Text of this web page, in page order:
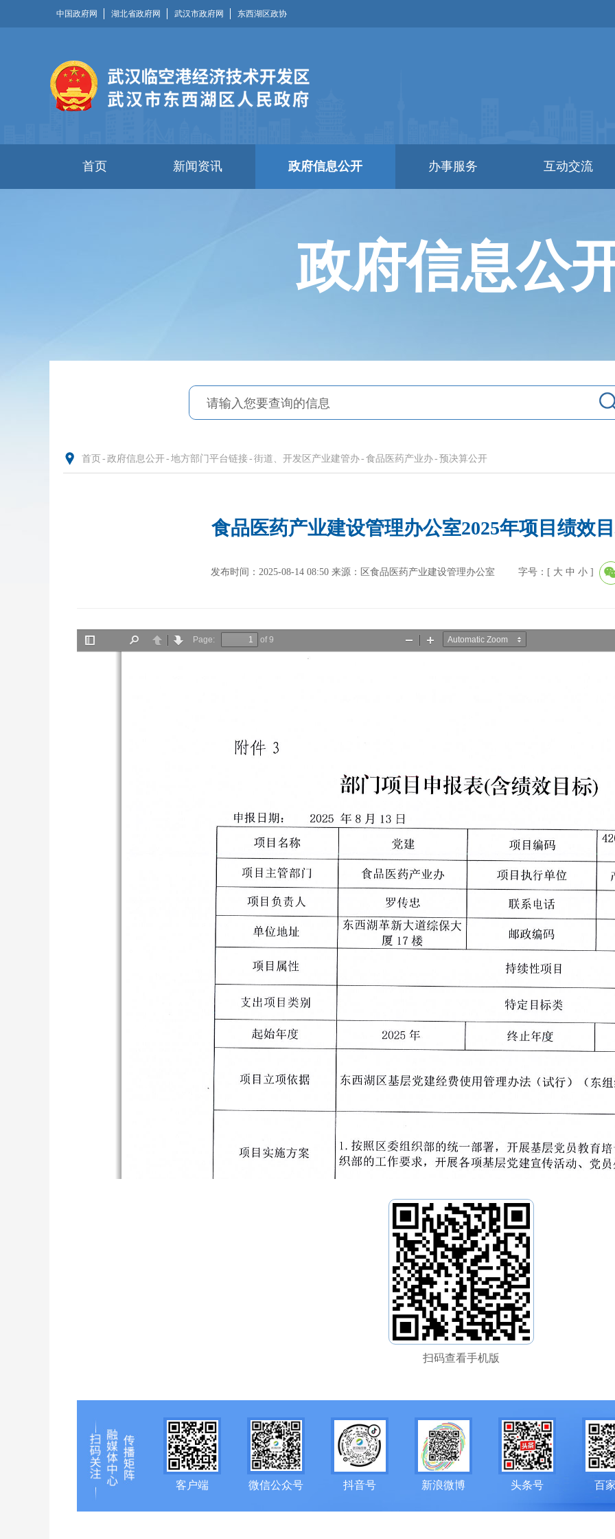
中国政府网 湖北省政府网 武汉市政府网 东西湖区政协
首页 新闻资讯 政府信息公开 办事服务 互动交流
政府信息公
首页 - 政府信息公开- 地方部门平台链接- 街道、开发区产业建管办- 食品医药产业办- 预决算公开
食品医药产业建设管理办公室2025年项目绩效
发布时间：2025-08-14 08:50 来源：区食品医药产业建设管理办公室 字号：[ 大 中 小 ]
扫码查看手机版
客户端 微信公众号 抖音号 新浪微博 头条号 百